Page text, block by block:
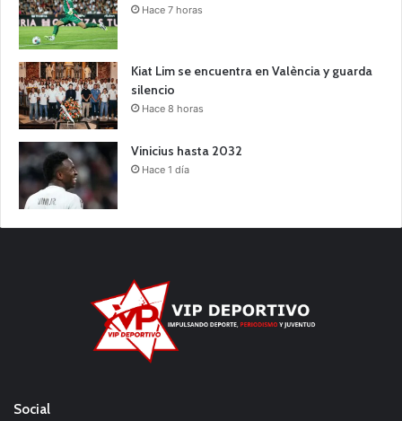
Hace 7 horas
Kiat Lim se encuentra en València y guarda
silencio
Hace 8 horas
Vinicius hasta 2032
Hace 1 día
Social